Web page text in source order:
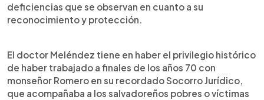
deficiencias que se observan en cuanto a su
reconocimiento y protección.
El doctor Meléndez tiene en haber el privilegio histórico
de haber trabajado a finales de los años 70 con
monseñor Romero en su recordado Socorro Jurídico,
que acompañaba a los salvadoreños pobres o víctimas